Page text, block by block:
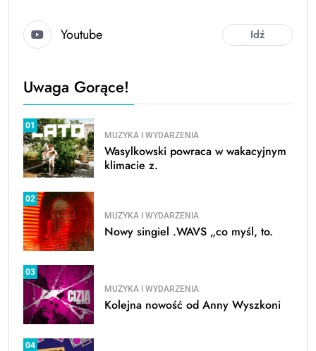
Youtube Idź
Uwaga Gorące!
01
MUZYKA I WYDARZENIA
Wasylkowski powraca w wakacyjnym
klimacie z.
02
MUZYKA I WYDARZENIA
Nowy singiel .WAVS „co myśl, to.
03
MUZYKA I WYDARZENIA
Kolejna nowość od Anny Wyszkoni
04